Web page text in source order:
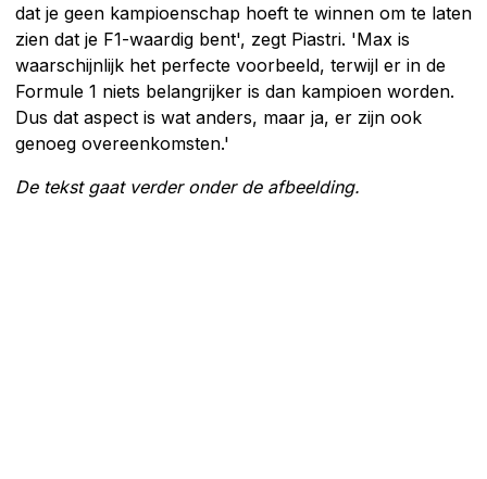
dat je geen kampioenschap hoeft te winnen om te laten
zien dat je F1-waardig bent', zegt Piastri. 'Max is
waarschijnlijk het perfecte voorbeeld, terwijl er in de
Formule 1 niets belangrijker is dan kampioen worden.
Dus dat aspect is wat anders, maar ja, er zijn ook
genoeg overeenkomsten.'
De tekst gaat verder onder de afbeelding.